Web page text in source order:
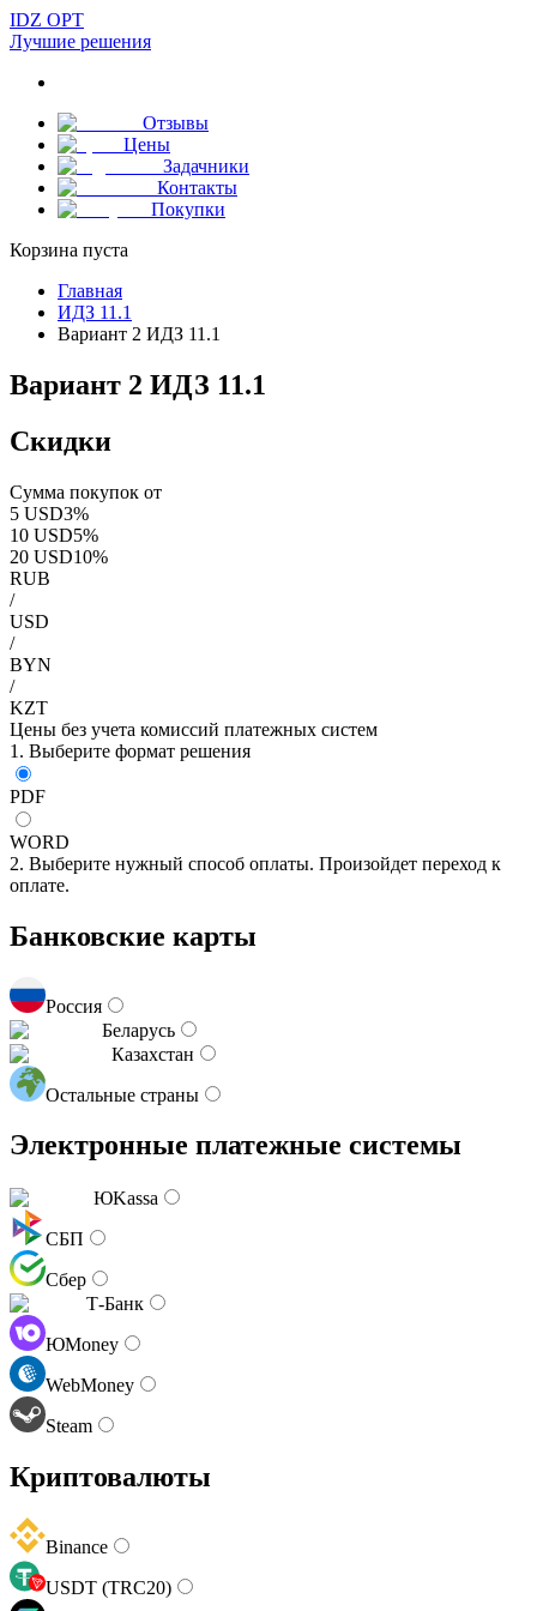
IDZ OPT
Лучшие решения
Отзывы
Цены
Задачники
Контакты
Покупки
Корзина пуста
Главная
ИДЗ 11.1
Вариант 2 ИДЗ 11.1
Вариант 2 ИДЗ 11.1
Скидки
Сумма покупок от
5 USD3%
10 USD5%
20 USD10%
RUB
/
USD
/
BYN
/
KZT
Цены без учета комиссий платежных систем
1. Выберите формат решения
PDF
WORD
2. Выберите нужный способ оплаты. Произойдет переход к
оплате.
Банковские карты
Россия
Беларусь
Казахстан
Остальные страны
Электронные платежные системы
ЮKassa
СБП
Сбер
Т-Банк
ЮMoney
WebMoney
Steam
Криптовалюты
Binance
USDT (TRC20)